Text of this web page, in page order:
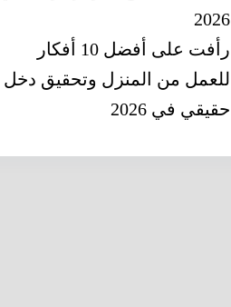
2026
رأفت على
أفضل 10 أفكار
للعمل من المنزل وتحقيق دخل
حقيقي في 2026